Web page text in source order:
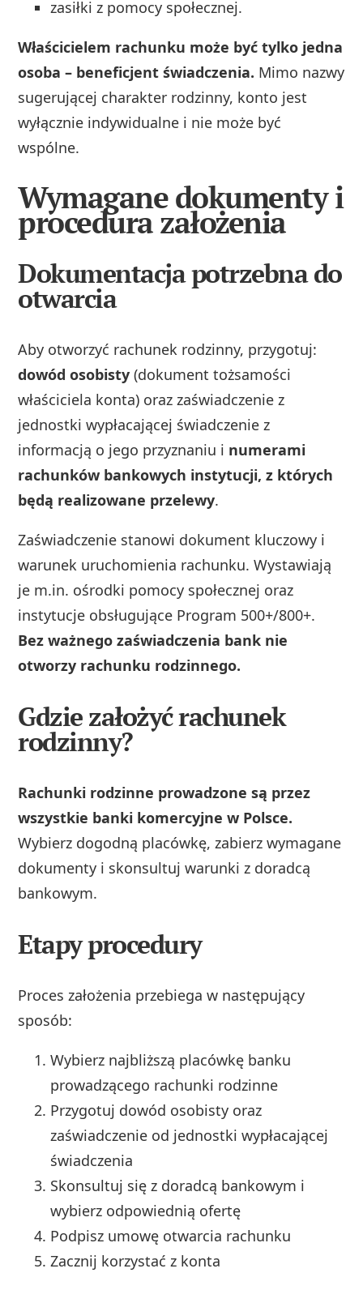
zasiłki z pomocy społecznej.
Właścicielem rachunku może być tylko jedna
osoba – beneficjent świadczenia. Mimo nazwy
sugerującej charakter rodzinny, konto jest
wyłącznie indywidualne i nie może być
wspólne.
Wymagane dokumenty i
procedura założenia
Dokumentacja potrzebna do
otwarcia
Aby otworzyć rachunek rodzinny, przygotuj:
dowód osobisty (dokument tożsamości
właściciela konta) oraz zaświadczenie z
jednostki wypłacającej świadczenie z
informacją o jego przyznaniu i numerami
rachunków bankowych instytucji, z których
będą realizowane przelewy.
Zaświadczenie stanowi dokument kluczowy i
warunek uruchomienia rachunku. Wystawiają
je m.in. ośrodki pomocy społecznej oraz
instytucje obsługujące Program 500+/800+.
Bez ważnego zaświadczenia bank nie
otworzy rachunku rodzinnego.
Gdzie założyć rachunek
rodzinny?
Rachunki rodzinne prowadzone są przez
wszystkie banki komercyjne w Polsce.
Wybierz dogodną placówkę, zabierz wymagane
dokumenty i skonsultuj warunki z doradcą
bankowym.
Etapy procedury
Proces założenia przebiega w następujący
sposób:
Wybierz najbliższą placówkę banku
prowadzącego rachunki rodzinne
Przygotuj dowód osobisty oraz
zaświadczenie od jednostki wypłacającej
świadczenia
Skonsultuj się z doradcą bankowym i
wybierz odpowiednią ofertę
Podpisz umowę otwarcia rachunku
Zacznij korzystać z konta